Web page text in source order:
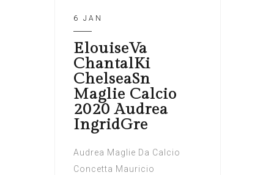
6 JAN
ElouiseVa
ChantalKi
ChelseaSn
Maglie Calcio
2020 Audrea
IngridGre
Audrea Maglie Da Calcio
Concetta Mauricio